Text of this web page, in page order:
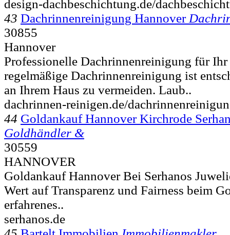
design-dachbeschichtung.de/
43 Dachrinnenreinigung Hannover
30855
Hannover
Professionelle Dachrinnenreinigung für Ihr
regelmäßige Dachrinnenreinigung ist
an Ihrem Haus zu vermeiden. Laub..
dachrinnen-reinigen.de/
44 Goldankauf Hannover Kirchrode
Goldhändler &
30559
HANNOVER
Goldankauf Hannover Bei Serhanos
Wert auf Transparenz und Fairness beim
erfahrenes..
serhanos.de